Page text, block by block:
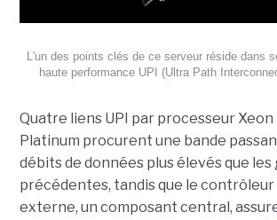
L'un des points clés de ce serveur réside dans
haute performance UPI (Ultra Path
Quatre liens UPI par processeur Xeon
Platinum procurent une bande
débits de données plus élevés que
précédentes, tandis que le
externe, un composant central,